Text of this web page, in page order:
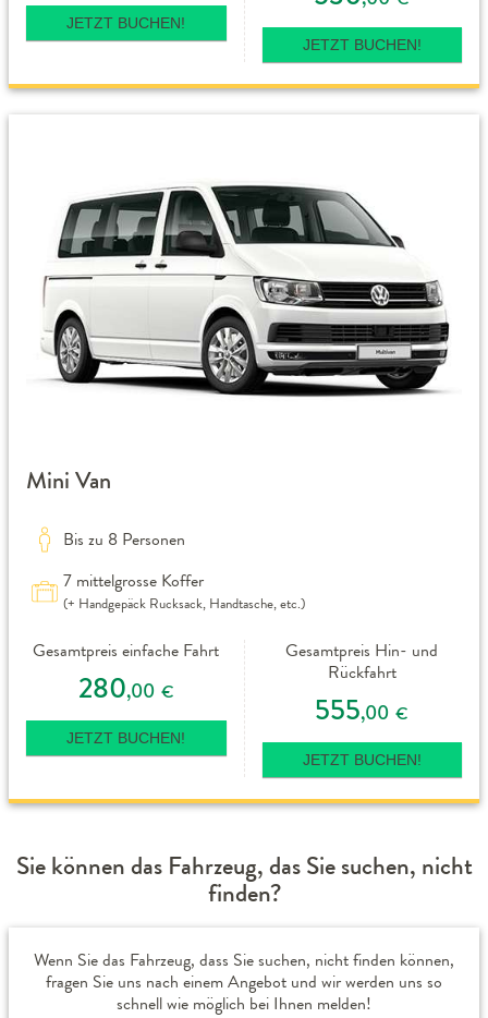
JETZT BUCHEN!
JETZT BUCHEN!
Mini Van
Bis zu 8 Personen
7 mittelgrosse Koffer
(+ Handgepäck Rucksack, Handtasche, etc.)
Gesamtpreis einfache Fahrt
280,00 €
JETZT BUCHEN!
Gesamtpreis Hin- und
Rückfahrt
555,00 €
JETZT BUCHEN!
Sie können das Fahrzeug, das Sie suchen, nicht
finden?
Wenn Sie das Fahrzeug, dass Sie suchen, nicht finden können,
fragen Sie uns nach einem Angebot und wir werden uns so
schnell wie möglich bei Ihnen melden!